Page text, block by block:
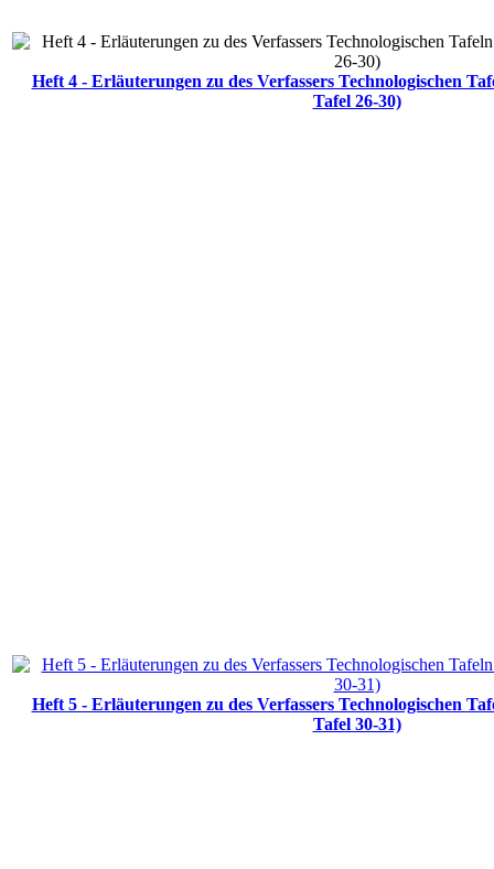
Heft 4 - Erläuterungen zu des Verfassers Technologischen
Tafel 26-30)
Heft 5 - Erläuterungen zu des Verfassers Technologischen
Tafel 30-31)